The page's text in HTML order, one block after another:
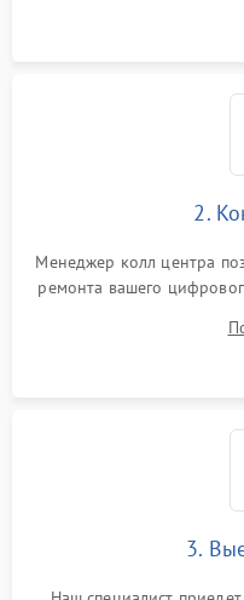
2.
Менеджер колл центра
ремонта вашего
3.